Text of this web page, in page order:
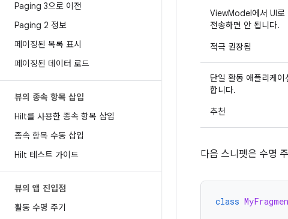
Paging 3으로 이전
Paging 2 정보
페이징된 목록 표시
페이징된 데이터 로드
뷰의 종속 항목 삽입
Hilt를 사용한 종속 항목 삽입
종속 항목 수동 삽입
Hilt 테스트 가이드
뷰의 앱 진입점
활동 수명 주기
ViewModel에서 UI로
전송하면 안 됩니다.
적극 권장됨
단일 활동 애플리케이
합니다.
추천
다음 스니펫은 수명
class